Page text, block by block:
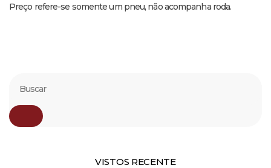
Preço refere-se somente um pneu, não acompanha roda.
VISTOS RECENTE